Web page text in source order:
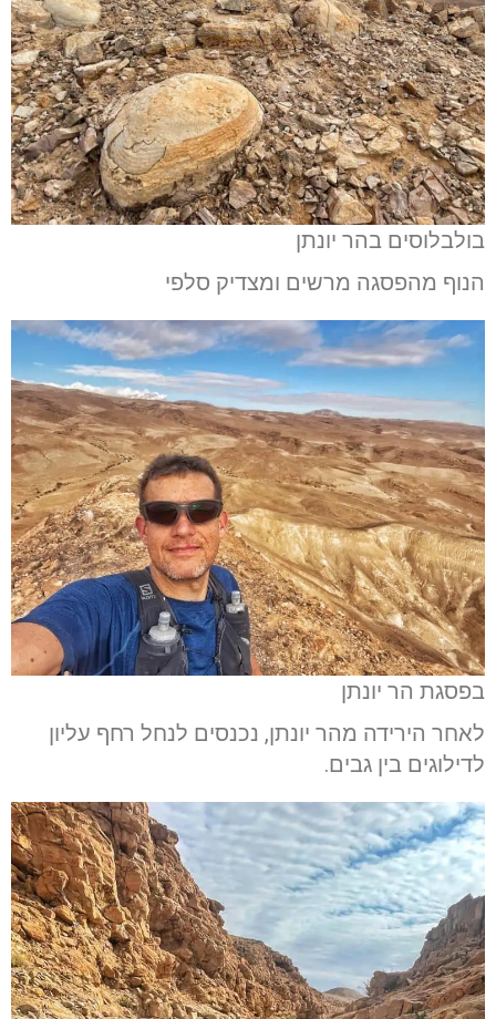
בולבלוסים בהר יונתן
הנוף מהפסגה מרשים ומצדיק סלפי
בפסגת הר יונתן
לאחר הירידה מהר יונתן, נכנסים לנחל רחף עליון
לדילוגים בין גבים.